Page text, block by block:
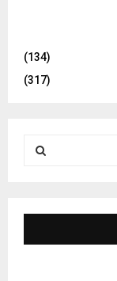
(134)
(317)
E
A